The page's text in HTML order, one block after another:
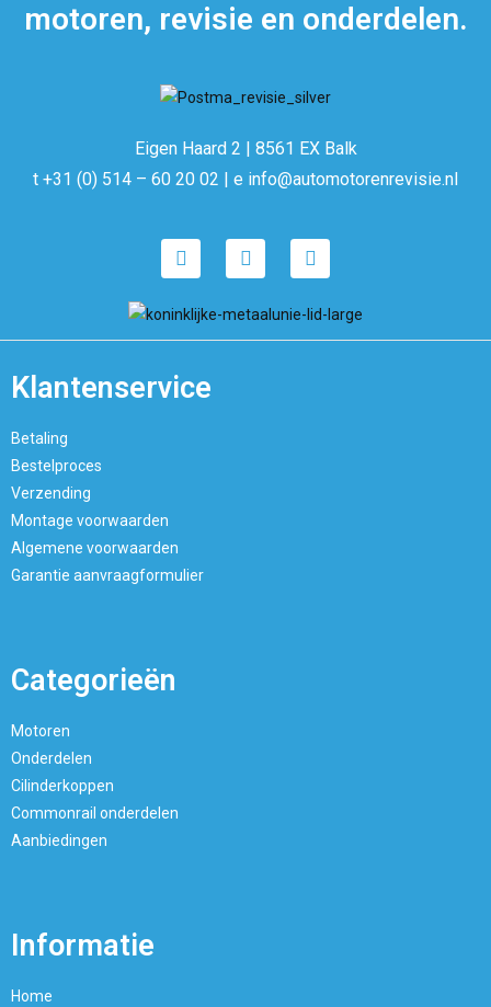
motoren, revisie en onderdelen.
Eigen Haard 2 | 8561 EX Balk
t +31 (0) 514 – 60 20 02 | e info@automotorenrevisie.nl
Klantenservice
Betaling
Bestelproces
Verzending
Montage voorwaarden
Algemene voorwaarden
Garantie aanvraagformulier
Categorieën
Motoren
Onderdelen
Cilinderkoppen
Commonrail onderdelen
Aanbiedingen
Informatie
Home